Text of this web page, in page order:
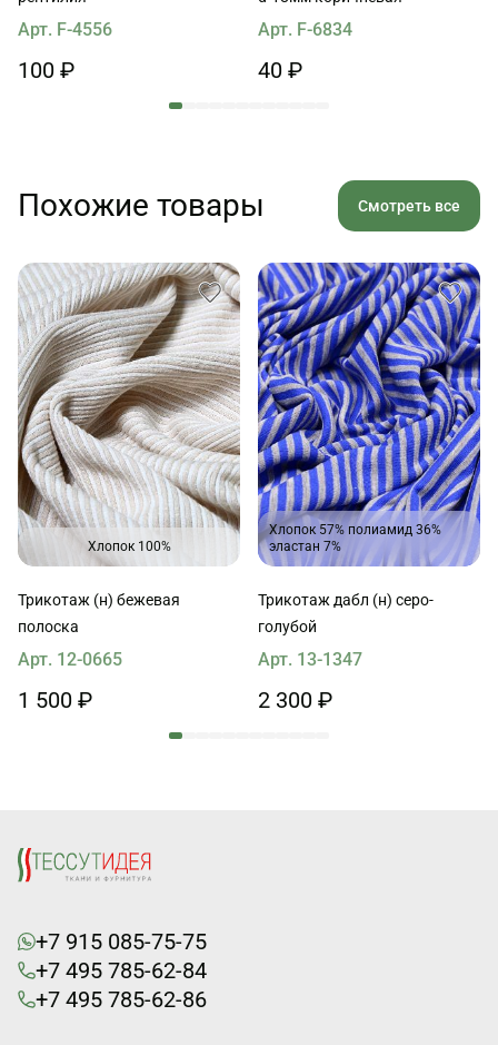
Арт. F-4556
100 ₽
Арт. F-6834
40 ₽
Похожие товары Смотреть все
Хлопок 100%
Трикотаж (н) бежевая
полоска
Арт. 12-0665
1 500 ₽
Хлопок 57% полиамид 36%
эластан 7%
Трикотаж дабл (н) серо-
голубой
Арт. 13-1347
2 300 ₽
+7 915 085-75-75
+7 495 785-62-84
+7 495 785-62-86